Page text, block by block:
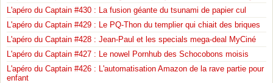
L'apéro du Captain #430 : La fusion géante du tsunami de papier cul
L'apéro du Captain #429 : Le PQ-Thon du templier qui chiait des briques
L'apéro du Captain #428 : Jean-Paul et les specials mega-deal MyCiné
L'apéro du Captain #427 : Le nowel Pornhub des Schocobons moisis
L'apéro du Captain #426 : L'automatisation Amazon de la rave partie pour
enfant